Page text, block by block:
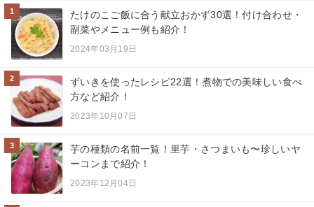
1
たけのこご飯に合う献立おかず30選！付け合わせ・
副菜やメニュー例も紹介！
2024年03月19日
2
ずいきを使ったレシピ22選！煮物での美味しい食べ
方など紹介！
2023年10月07日
3
芋の種類の名前一覧！里芋・さつまいも〜珍しいヤ
ーコンまで紹介！
2023年12月04日